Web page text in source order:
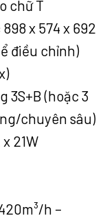
chữ T
x 574 x 692
điều chỉnh)
3S+B (hoặc 3
chuyên sâu)
21W
h –